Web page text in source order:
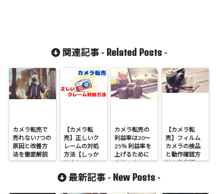
関連記事 - Related Posts-
カメラ転売で
売れない7つの
原因と改善方
法を徹底解説
【カメラ転
売】正しいク
レームの対処
方法【しっか
りクレームに
対応してアカ
ウントを守り
カメラ転売の
利益率は20～
25％ 利益率を
上げるために
やるべき4つの
【カメラ転
売】フィルム
カメラの検品
と動作確認方
法を徹底解
最新記事 - New Posts -